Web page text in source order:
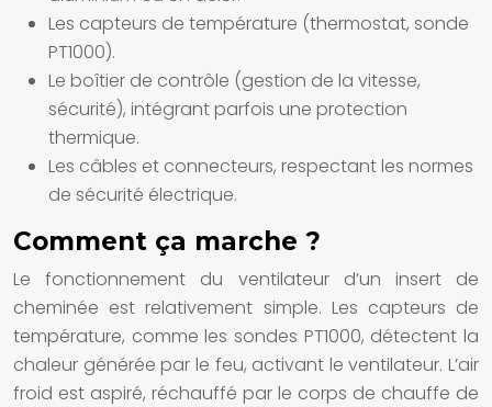
Les capteurs de température (thermostat, sonde
PT1000).
Le boîtier de contrôle (gestion de la vitesse,
sécurité), intégrant parfois une protection
thermique.
Les câbles et connecteurs, respectant les normes
de sécurité électrique.
Comment ça marche ?
Le fonctionnement du ventilateur d’un insert de
cheminée est relativement simple. Les capteurs de
température, comme les sondes PT1000, détectent la
chaleur générée par le feu, activant le ventilateur. L’air
froid est aspiré, réchauffé par le corps de chauffe de